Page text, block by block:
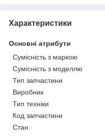
Характеристики
Основні атрибути
Сумісність з маркою
Сумісність з моделлю
Тип запчастини
Виробник
Тип техніки
Код запчастини
Стан